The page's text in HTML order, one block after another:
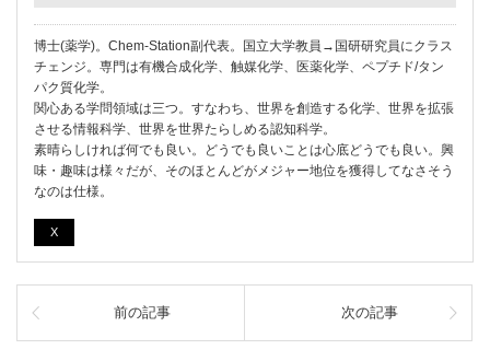
博士(薬学)。Chem-Station副代表。国立大学教員→国研研究員にクラス
チェンジ。専門は有機合成化学、触媒化学、医薬化学、ペプチド/タン
パク質化学。
関心ある学問領域は三つ。すなわち、世界を創造する化学、世界を拡張
させる情報科学、世界を世界たらしめる認知科学。
素晴らしければ何でも良い。どうでも良いことは心底どうでも良い。興
味・趣味は様々だが、そのほとんどがメジャー地位を獲得してなさそう
なのは仕様。
X
前の記事 次の記事